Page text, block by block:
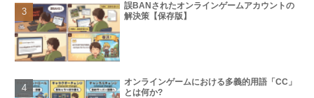
誤BANされたオンラインゲームアカウントの
解決策【保存版】
オンラインゲームにおける多義的用語「CC」
とは何か?